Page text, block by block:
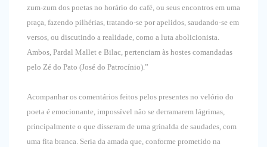
zum-zum dos poetas no horário do café, ou seus encontros em uma
praça, fazendo pilhérias, tratando-se por apelidos, saudando-se em
versos, ou discutindo a realidade, como a luta abolicionista.
Ambos, Pardal Mallet e Bilac, pertenciam às hostes comandadas
pelo Zé do Pato (José do Patrocínio).”
Acompanhar os comentários feitos pelos presentes no velório do
poeta é emocionante, impossível não se derramarem lágrimas,
principalmente o que disseram de uma grinalda de saudades, com
uma fita branca. Seria da amada que, conforme prometido na